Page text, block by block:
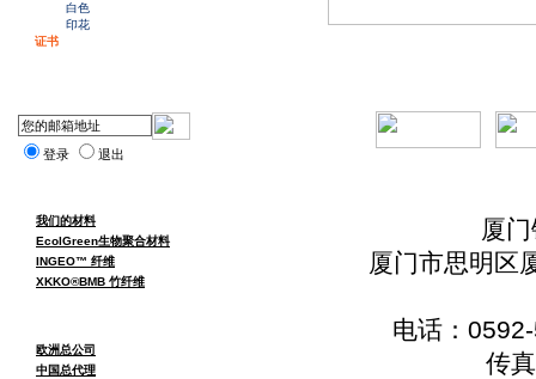
白色
印花
证书
登录 退出
我们的材料
EcolGreen生物聚合材料
INGEO™ 纤维
XKKO®BMB 竹纤维
欧洲总公司
中国总代理
厦
厦门市思明区
电话：
传